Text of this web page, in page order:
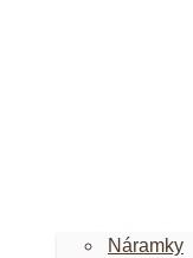
Náramky